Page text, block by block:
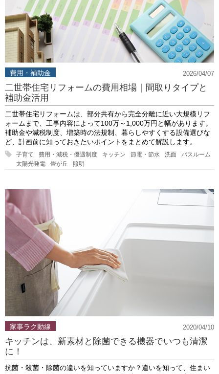
費用・補助金
二世帯住宅リフォームの費用相場｜間取りタイプと
補助金活用
2026/04/07
二世帯住宅リフォームは、部分共有から完全分離に近い大規模リフ
ォームまで、工事内容によって100万～1,000万円と幅があります。
補助金や減税制度、増築時の法規制、暮らしやすくする設備選びな
ど、計画前に知っておきたいポイントをまとめて解説します。
子育て 費用・減税・優遇制度 キッチン 節電・節水 洗面
バスルーム
太陽光発電
畳が丘 照明
家事ラク動線
キッチンは、新素材と除菌できる機器でいつも清潔
に！
2020/04/10
抗菌・殺菌・除菌の違いを知っていますか？違いを知って、住まい